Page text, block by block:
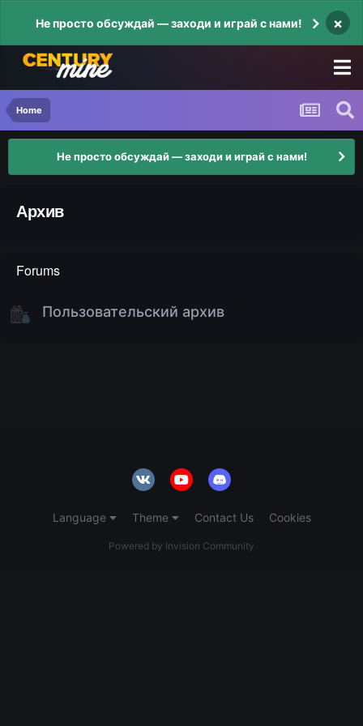
Не просто обсуждай — заходи и играй с нами! ×
Home
Не просто обсуждай — заходи и играй с нами!
Архив
Forums
Пользовательский архив
Language Theme Contact Us Cookies
Powered by Invision Community